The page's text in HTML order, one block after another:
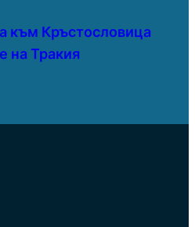
към Кръстословица
на Тракия